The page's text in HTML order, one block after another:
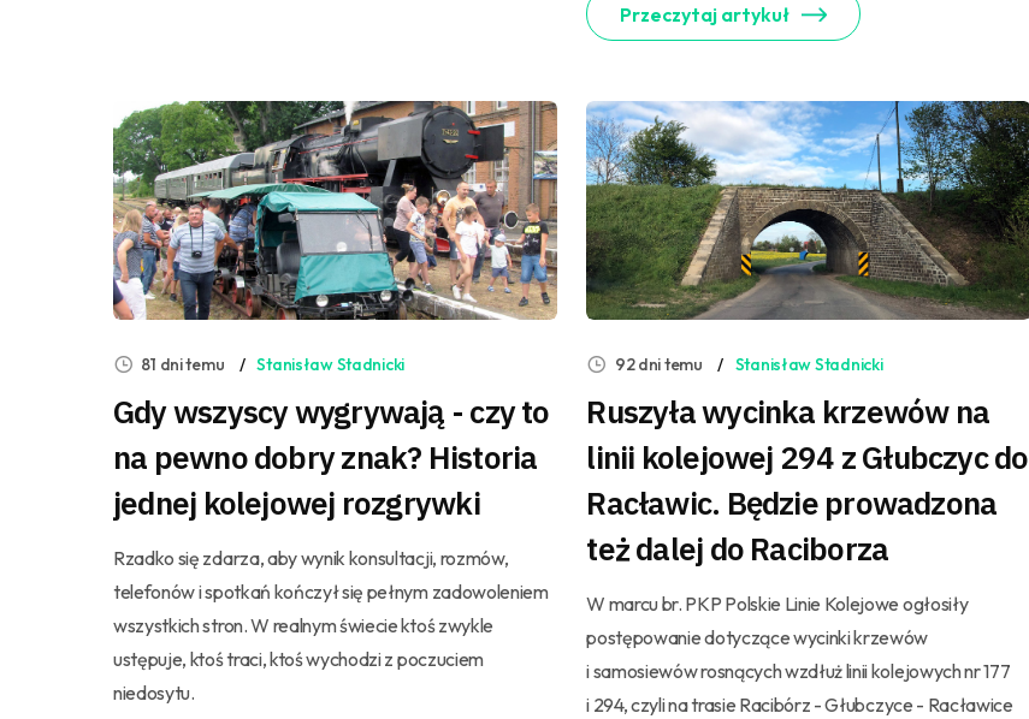
Przeczytaj artykuł
81 dni temu Stanisław Stadnicki
Gdy wszyscy wygrywają - czy to
na pewno dobry znak? Historia
jednej kolejowej rozgrywki
Rzadko się zdarza, aby wynik konsultacji, rozmów,
telefonów i spotkań kończył się pełnym zadowoleniem
wszystkich stron. W realnym świecie ktoś zwykle
ustępuje, ktoś traci, ktoś wychodzi z poczuciem
niedosytu.
92 dni temu Stanisław Stadnicki
Ruszyła wycinka krzewów na
linii kolejowej 294 z Głubczyc do
Racławic. Będzie prowadzona
też dalej do Raciborza
W marcu br. PKP Polskie Linie Kolejowe ogłosiły
postępowanie dotyczące wycinki krzewów
i samosiewów rosnących wzdłuż linii kolejowych nr 177
i 294, czyli na trasie Racibórz - Głubczyce - Racławice